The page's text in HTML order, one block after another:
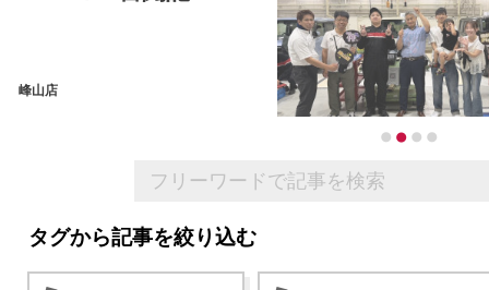
いかがですか？ 🌻🚗
タグから記事を絞り込む